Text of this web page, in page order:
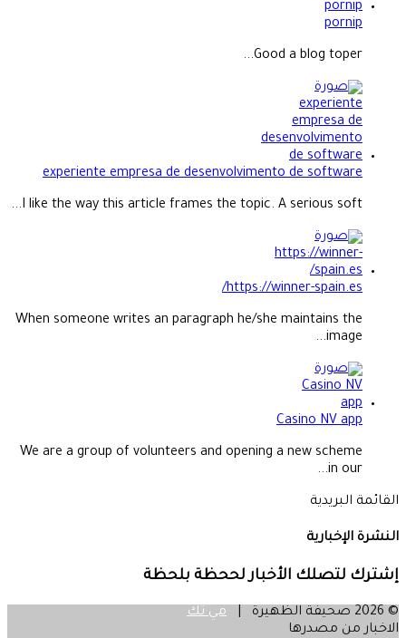
pornip
Good a blog toper...
experiente empresa de desenvolvimento de software
I like the way this article frames the topic. A serious soft...
https://winner-spain.es/
When someone writes an paragraph he/she maintains the
image...
Casino NV app
We are a group of volunteers and opening a new scheme
in our...
القائمة البريدية
النشرة الإخبارية
إشترك لتصلك الأخبار لححظة بلحظة
© 2026 صحيفة الظهيرة |
مي تك
الاخبار من مصدرها